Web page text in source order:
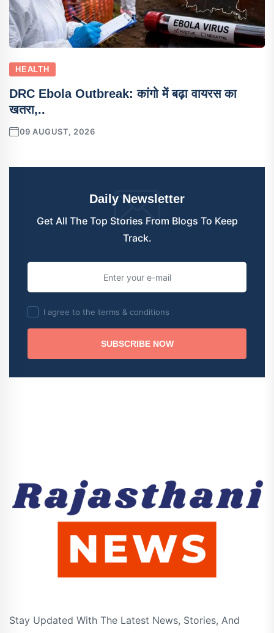
HEALTH
DRC Ebola Outbreak: कांगो में बढ़ा वायरस का
खतरा,..
09 AUGUST, 2026
Daily Newsletter
Get All The Top Stories From Blogs To Keep
Track.
I agree to the terms & conditions
SUBSCRIBE NOW
Stay Updated With The Latest News, Stories, And